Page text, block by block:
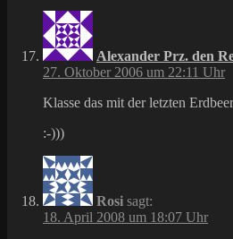
Alexander Prz. den
27. Oktober 2006 um 22:11 Uhr
Klasse das mit der letzten
:-)))
Rosi sagt:
18. April 2008 um 18:07 Uhr